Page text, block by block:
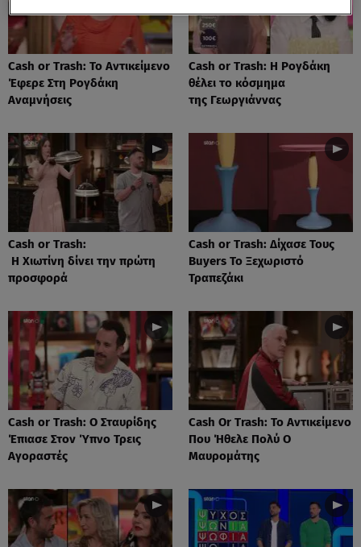
Cash or Trash: Το Αντικείμενο
Έφερε Στη Ρογδάκη
Αναμνήσεις
Cash or Trash: Η Ρογδάκη
θέλει το κόσμημα
της Γεωργιάννας
Cash or Trash:
Η Χιωτίνη δίνει την πρώτη
προσφορά
Cash or Trash: Δίχασε Τους
Buyers Το Ξεχωριστό
Τραπεζάκι
Cash or Trash: Ο Σταυρίδης
Έπιασε Στον Ύπνο Τρεις
Αγοραστές
Cash Or Trash: Το Αντικείμενο
Που Ήθελε Πολύ Ο
Μαυρομάτης